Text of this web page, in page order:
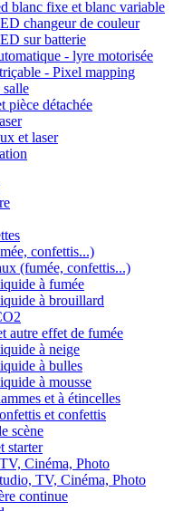
blanc fixe et blanc variable
changeur de couleur
sur batterie
- lyre motorisée
- Pixel mapping
salle
pièce détachée
et laser
confettis...)
(fumée, confettis...)
à fumée
à brouillard
autre effet de fumée
à neige
à bulles
à mousse
et à étincelles
et confettis
scène
starter
Cinéma, Photo
TV, Cinéma, Photo
continue